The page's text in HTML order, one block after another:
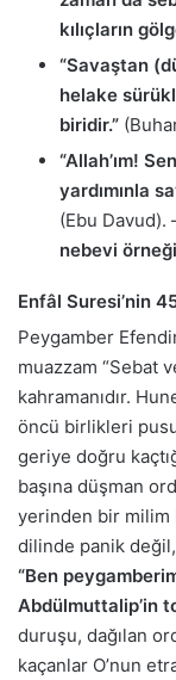
kılıçların
“Savaştan
helake
biridir.”
“Allah’ım!
yardımınla
(Ebu
nebevi
Enfâl Suresi’nin
Peygamber
muazzam “Sebat
kahramanıdır.
öncü birlikleri
geriye doğru
başına düşman
yerinden bir milim
dilinde panik
“Ben
Abdülmuttalip’in
duruşu, dağılan
kaçanlar O’nun